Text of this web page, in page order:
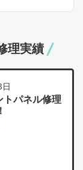
理実績
パネル修理